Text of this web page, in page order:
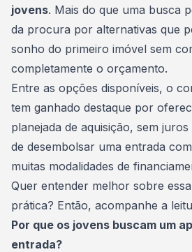
jovens. Mais do que uma busca
da procura por alternativas que
sonho do primeiro imóvel sem
completamente o orçamento.
Entre as opções disponíveis, o
tem ganhado destaque por
planejada de aquisição, sem
de desembolsar uma entrada
muitas modalidades de
Quer entender melhor sobre
prática? Então, acompanhe a
Por que os jovens buscam um
entrada?